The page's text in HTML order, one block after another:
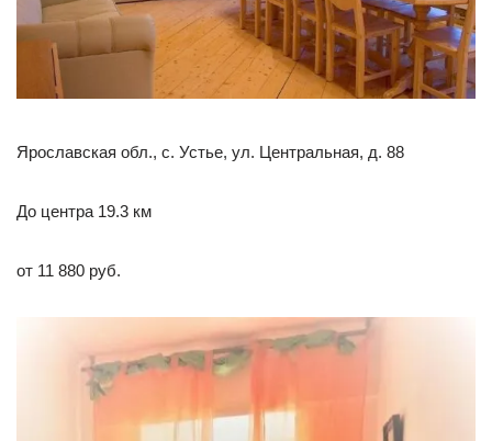
Ярославская обл., с. Устье, ул. Центральная, д. 88
До центра 19.3 км
от 11 880 руб.